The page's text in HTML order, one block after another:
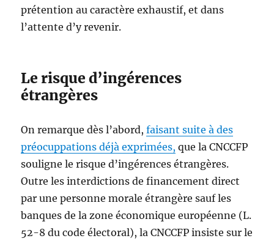
prétention au caractère exhaustif, et dans
l’attente d’y revenir.
Le risque d’ingérences
étrangères
On remarque dès l’abord,faisant suite à des
préocuppations déjà exprimées, que la CNCCFP
souligne le risque d’ingérences étrangères.
Outre les interdictions de financement direct
par une personne morale étrangère sauf les
banques de la zone économique européenne (L.
52-8 du code électoral), la CNCCFP insiste sur le